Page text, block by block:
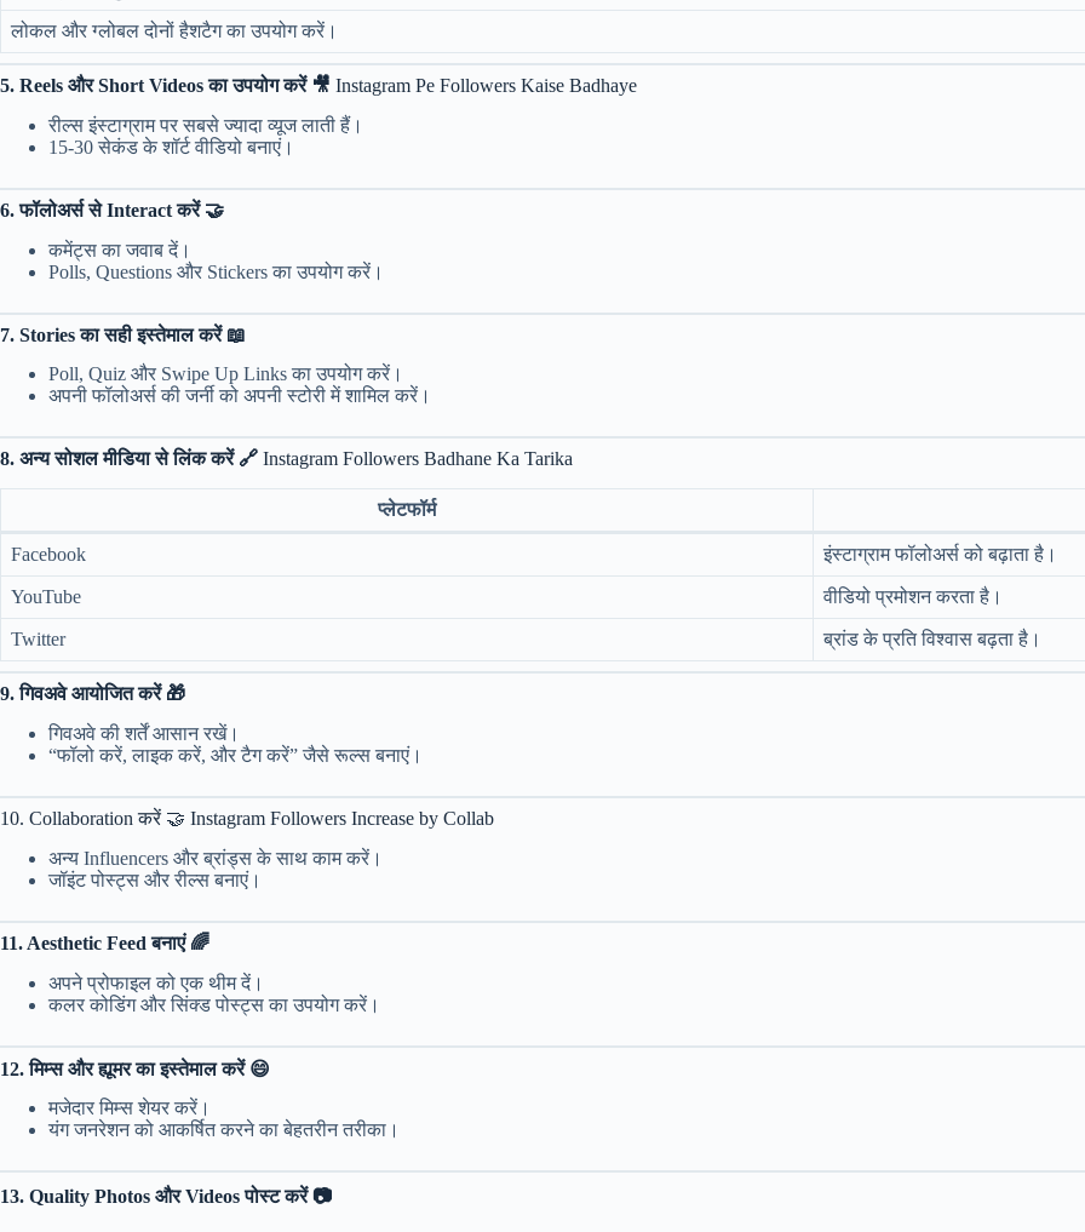
लोकल और ग्लोबल दोनों हैशटैग का उपयोग करें।
5. Reels और Short Videos का उपयोग करें 🎥 Instagram Pe Followers Kaise Badhaye
रील्स इंस्टाग्राम पर सबसे ज्यादा व्यूज लाती हैं।
15-30 सेकंड के शॉर्ट वीडियो बनाएं।
6. फॉलोअर्स से Interact करें 🤝
कमेंट्स का जवाब दें।
Polls, Questions और Stickers का उपयोग करें।
7. Stories का सही इस्तेमाल करें 📖
Poll, Quiz और Swipe Up Links का उपयोग करें।
अपनी फॉलोअर्स की जर्नी को अपनी स्टोरी में शामिल करें।
8. अन्य सोशल मीडिया से लिंक करें 🔗 Instagram Followers Badhane Ka Tarika
प्लेटफॉर्म
Facebook इंस्टाग्राम फॉलोअर्स को बढ़ाता है।
YouTube वीडियो प्रमोशन करता है।
Twitter ब्रांड के प्रति विश्वास बढ़ता है।
9. गिवअवे आयोजित करें 🎁
गिवअवे की शर्तें आसान रखें।
“फॉलो करें, लाइक करें, और टैग करें” जैसे रूल्स बनाएं।
10. Collaboration करें 🤝 Instagram Followers Increase by Collab
अन्य Influencers और ब्रांड्स के साथ काम करें।
जॉइंट पोस्ट्स और रील्स बनाएं।
11. Aesthetic Feed बनाएं 🌈
अपने प्रोफाइल को एक थीम दें।
कलर कोडिंग और सिंक्ड पोस्ट्स का उपयोग करें।
12. मिम्स और ह्यूमर का इस्तेमाल करें 😄
मजेदार मिम्स शेयर करें।
यंग जनरेशन को आकर्षित करने का बेहतरीन तरीका।
13. Quality Photos और Videos पोस्ट करें 📷